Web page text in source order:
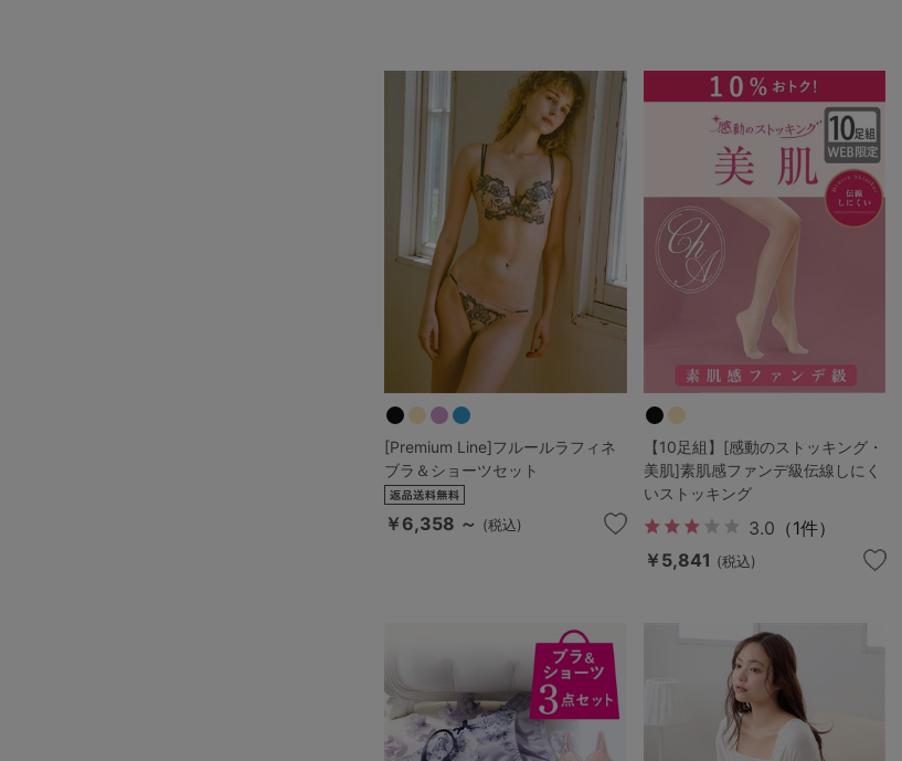
[Premium Line]フルールラフィネ
ブラ＆ショーツセット
￥6,358 ～ (税込)
【10足組】[感動のストッキング・
美肌]素肌感ファンデ級伝線しにく
いストッキング
3.0 （1件）
￥5,841 (税込)